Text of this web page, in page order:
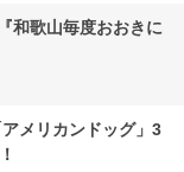
和歌山毎度おおきに
メリカンドッグ」3